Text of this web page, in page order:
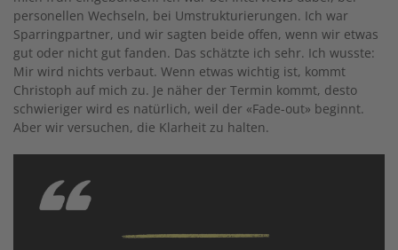
personellen Wechseln, bei Umstrukturierungen. Ich war
Sparringpartner, und wir sagten beide offen, wenn wir etwas
gut oder nicht gut fanden. Das schätzte ich sehr. Ich wusste:
Mir wird nichts verbaut. Wenn etwas wichtig ist, kommt
Christoph auf mich zu. Je näher der Termin kommt, desto
schwieriger wird es natürlich, weil der «Fade-out» beginnt.
Aber wir versuchen, die Klarheit zu halten.